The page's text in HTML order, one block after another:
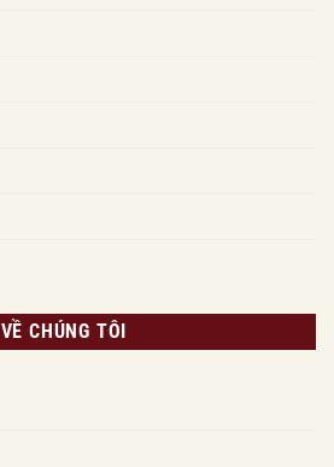
VỀ CHÚNG TÔI